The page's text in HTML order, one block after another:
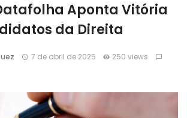
Aponta Vitória
da Direita
7 de abril de 2025
250 views